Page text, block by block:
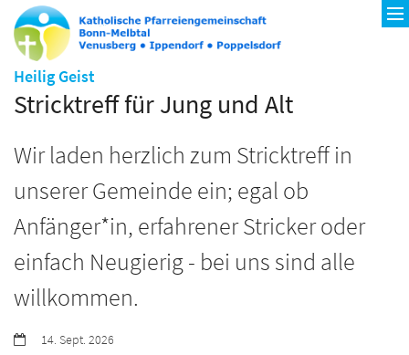
Heilig Geist
Stricktreff für Jung und Alt
Wir laden herzlich zum Stricktreff in
unserer Gemeinde ein; egal ob
Anfänger*in, erfahrener Stricker oder
einfach Neugierig - bei uns sind alle
willkommen.
Datum:14. Sept. 2026